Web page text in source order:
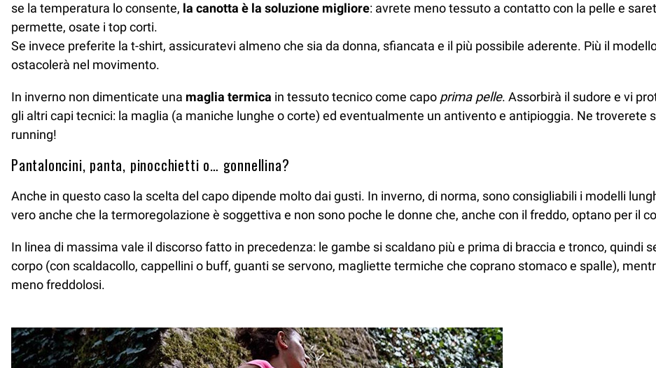
se la temperatura lo consente, la canotta è la soluzione migliore: avrete meno tessuto a contatto con la pelle e
permette, osate i top corti.
Se invece preferite la t-shirt, assicuratevi almeno che sia da donna, sfiancata e il più possibile aderente. Più il
ostacolerà nel movimento.
In inverno non dimenticate una maglia termica in tessuto tecnico come capo prima pelle. Assorbirà il sudore e vi
gli altri capi tecnici: la maglia (a maniche lunghe o corte) ed eventualmente un antivento e antipioggia. Ne troverete
running!
Pantaloncini, panta, pinocchietti o… gonnellina?
Anche in questo caso la scelta del capo dipende molto dai gusti. In inverno, di norma, sono consigliabili i modelli
vero anche che la termoregolazione è soggettiva e non sono poche le donne che, anche con il freddo, optano per il
In linea di massima vale il discorso fatto in precedenza: le gambe si scaldano più e prima di braccia e tronco, quindi
corpo (con scaldacollo, cappellini o buff, guanti se servono, magliette termiche che coprano stomaco e spalle),
meno freddolosi.